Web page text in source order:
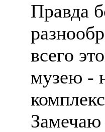
Правда
всего
музею -